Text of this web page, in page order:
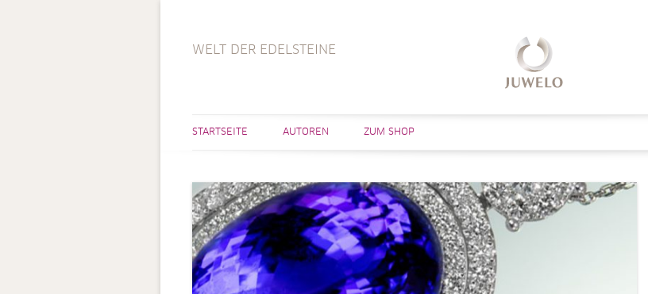
WELT DER EDELSTEINE
STARTSEITE AUTOREN ZUM SHOP